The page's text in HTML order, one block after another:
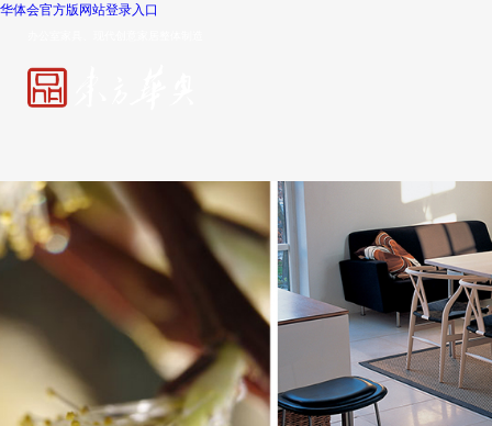
华体会官方版网站登录入口